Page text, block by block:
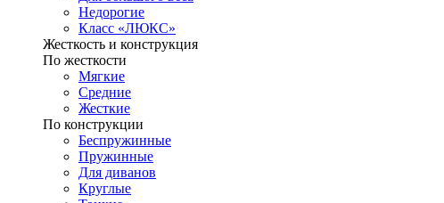
Недорогие
Класс «ЛЮКС»
Жесткость и конструкция
По жесткости
Мягкие
Средние
Жесткие
По конструкции
Беспружинные
Пружинные
Для диванов
Круглые